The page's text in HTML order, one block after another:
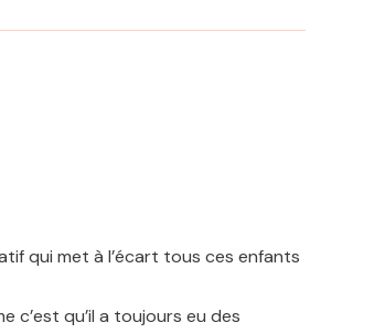
qui met à l’écart tous ces enfants
c’est qu’il a toujours eu des